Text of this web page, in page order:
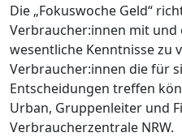
Die „Fokuswoche Geld“
Verbraucher:innen mit und
wesentliche Kenntnisse zu
Verbraucher:innen die für
Entscheidungen treffen
Urban, Gruppenleiter und
Verbraucherzentrale NRW.